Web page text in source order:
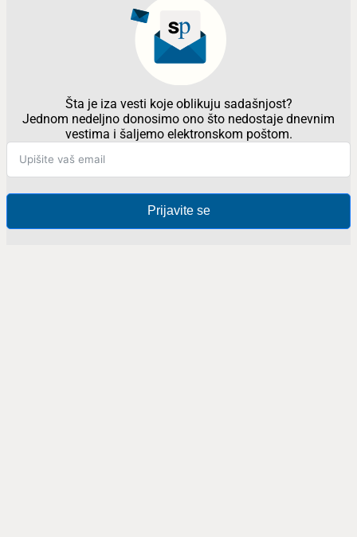
Šta je iza vesti koje oblikuju sadašnjost?
Jednom nedeljno donosimo ono što nedostaje dnevnim
vestima i šaljemo elektronskom poštom.
Prijavite se